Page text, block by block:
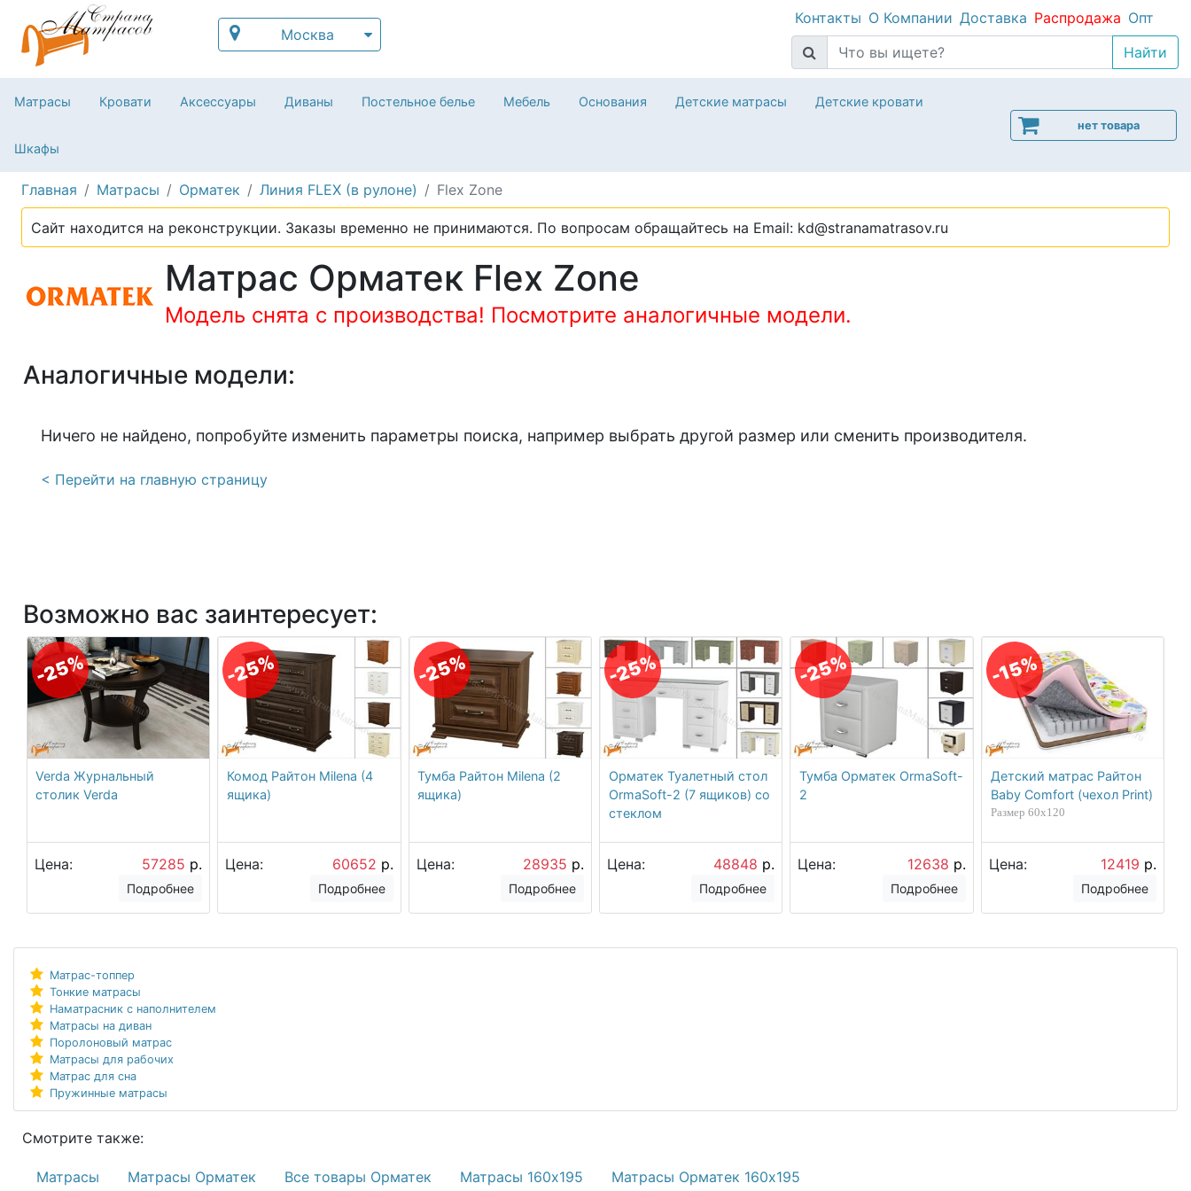
Москва
Контакты О Компании Доставка Распродажа Опт
Матрасы Кровати Аксессуары Диваны Постельное белье Мебель Основания Детские матрасы Детские кровати
Шкафы
нет товара
Главная Матрасы Орматек Линия FLEX (в рулоне) Flex Zone
Сайт находится на реконструкции. Заказы временно не принимаются. По вопросам обращайтесь на Email: kd@stranamatrasov.ru
Матрас Орматек Flex Zone
Модель снята с производства! Посмотрите аналогичные модели.
Аналогичные модели:
Ничего не найдено, попробуйте изменить параметры поиска, например выбрать другой размер или сменить производителя.
< Перейти на главную страницу
Возможно вас заинтересует:
-25%
Verda Журнальный
столик Verda
Цена: 57285 р.
Подробнее
-25%
Комод Райтон Milena (4
ящика)
Цена: 60652 р.
Подробнее
-25%
Тумба Райтон Milena (2
ящика)
Цена: 28935 р.
Подробнее
-25%
Орматек Туалетный стол
OrmaSoft-2 (7 ящиков) со
стеклом
Цена: 48848 р.
Подробнее
-25%
Тумба Орматек OrmaSoft-
2
Цена: 12638 р.
Подробнее
-15%
Детский матрас Райтон
Baby Comfort (чехол Print)
Размер 60х120
Цена: 12419 р.
Подробнее
Матрас-топпер
Тонкие матрасы
Наматрасник с наполнителем
Матрасы на диван
Поролоновый матрас
Матрасы для рабочих
Матрас для сна
Пружинные матрасы
Смотрите также:
Матрасы Матрасы Орматек Все товары Орматек Матрасы 160х195 Матрасы Орматек 160х195